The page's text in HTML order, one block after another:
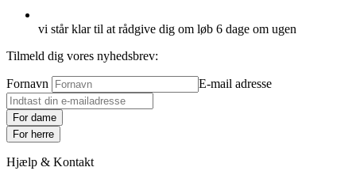
vi står klar til at rådgive dig om løb 6 dage om ugen
Tilmeld dig vores nyhedsbrev:
Fornavn E-mail adresse
For dame
For herre
Hjælp & Kontakt